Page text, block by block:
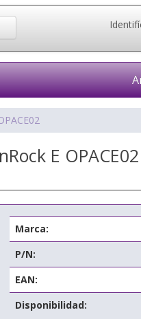
E
Marca:
P/N:
EAN:
Disponibilidad: